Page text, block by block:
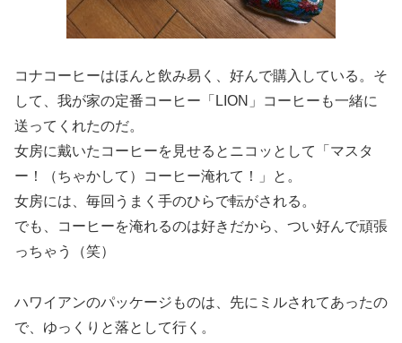
コナコーヒーはほんと飲み易く、好んで購入している。そ
して、我が家の定番コーヒー「LION」コーヒーも一緒に
送ってくれたのだ。
女房に戴いたコーヒーを見せるとニコッとして「マスタ
ー！（ちゃかして）コーヒー淹れて！」と。
女房には、毎回うまく手のひらで転がされる。
でも、コーヒーを淹れるのは好きだから、つい好んで頑張
っちゃう（笑）
ハワイアンのパッケージものは、先にミルされてあったの
で、ゆっくりと落として行く。